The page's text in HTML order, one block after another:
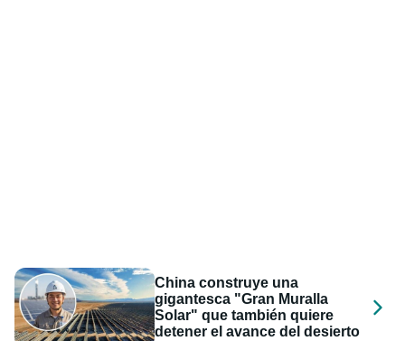
China construye una
gigantesca "Gran Muralla
Solar" que también quiere
detener el avance del desierto